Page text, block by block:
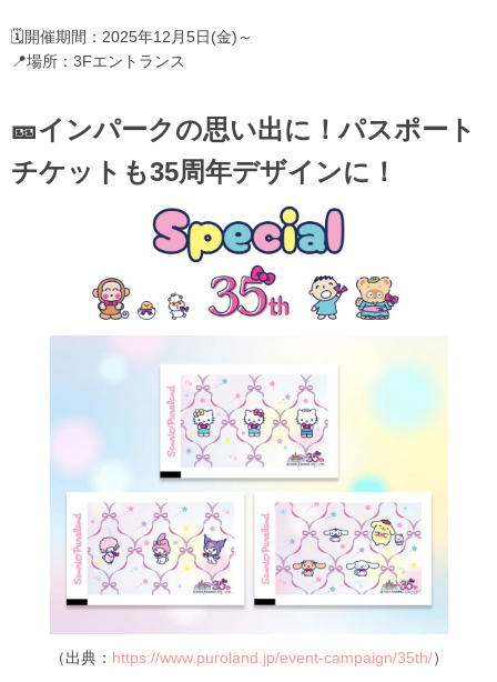
🗓開催期間：2025年12月5日(金)～
📍場所：3Fエントランス
🎫インパークの思い出に！パスポート
チケットも35周年デザインに！
（出典： https://www.puroland.jp/event-campaign/35th/）